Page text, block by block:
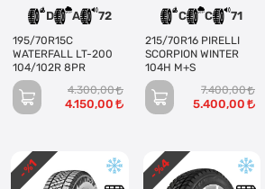
D A 72
195/70R15C
WATERFALL LT-200
104/102R 8PR
4.300,00
4.150,00
C C 71
215/70R16 PIRELLI
SCORPION WINTER
104H M+S
7.400,00
5.400,00
- %
1 - %
4